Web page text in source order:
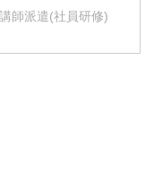
講師派遣(社員研修)